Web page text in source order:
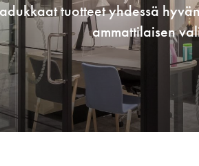
tuotteet yhdessä
ammattilaisen